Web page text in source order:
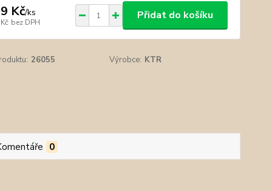
Kč/ks
bez DPH
Přidat do košíku
26055 Výrobce: KTR
0